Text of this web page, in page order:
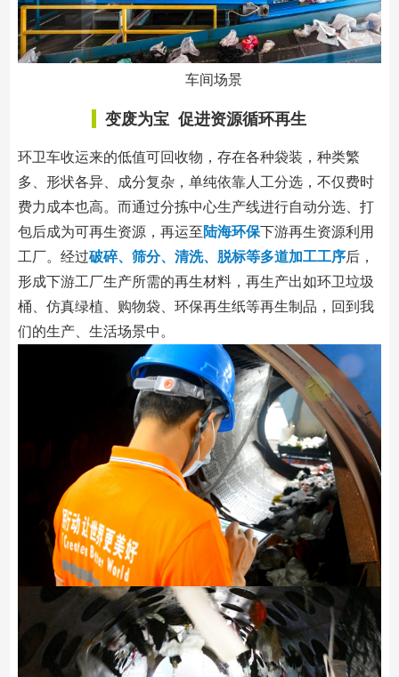
车间场景
变废为宝 促进资源循环再生
环卫车收运来的低值可回收物，存在各种袋装，种类繁
多、形状各异、成分复杂，单纯依靠人工分选，不仅费时
费力成本也高。而通过分拣中心生产线进行自动分选、打
包后成为可再生资源，再运至陆海环保下游再生资源利用
工厂。经过破碎、筛分、清洗、脱标等多道加工工序后，
形成下游工厂生产所需的再生材料，再生产出如环卫垃圾
桶、仿真绿植、购物袋、环保再生纸等再生制品，回到我
们的生产、生活场景中。